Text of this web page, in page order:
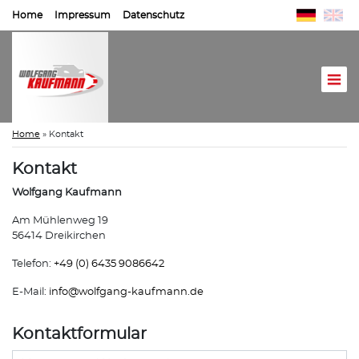
Home Impressum Datenschutz
Home » Kontakt
Kontakt
Wolfgang Kaufmann
Am Mühlenweg 19
56414 Dreikirchen
Telefon: +49 (0) 6435 9086642
E-Mail: info@wolfgang-kaufmann.de
Kontaktformular